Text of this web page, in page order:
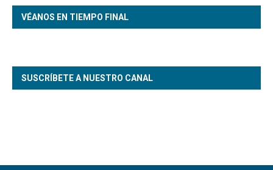
VÉANOS EN TIEMPO FINAL
SUSCRÍBETE A NUESTRO CANAL